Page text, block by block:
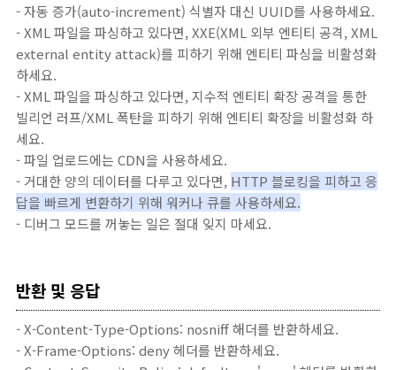
- 자동 증가(auto-increment) 식별자 대신 UUID를 사용하세요.
- XML 파일을 파싱하고 있다면, XXE(XML 외부 엔티티 공격, XML
external entity attack)를 피하기 위해 엔티티 파싱을 비활성화
하세요.
- XML 파일을 파싱하고 있다면, 지수적 엔티티 확장 공격을 통한
빌리언 러프/XML 폭탄을 피하기 위해 엔티티 확장을 비활성화 하
세요.
- 파일 업로드에는 CDN을 사용하세요.
- 거대한 양의 데이터를 다루고 있다면, HTTP 블로킹을 피하고 응
답을 빠르게 변환하기 위해 워커나 큐를 사용하세요.
- 디버그 모드를 꺼놓는 일은 절대 잊지 마세요.
반환 및 응답
- X-Content-Type-Options: nosniff 해더를 반환하세요.
- X-Frame-Options: deny 헤더를 반환하세요.